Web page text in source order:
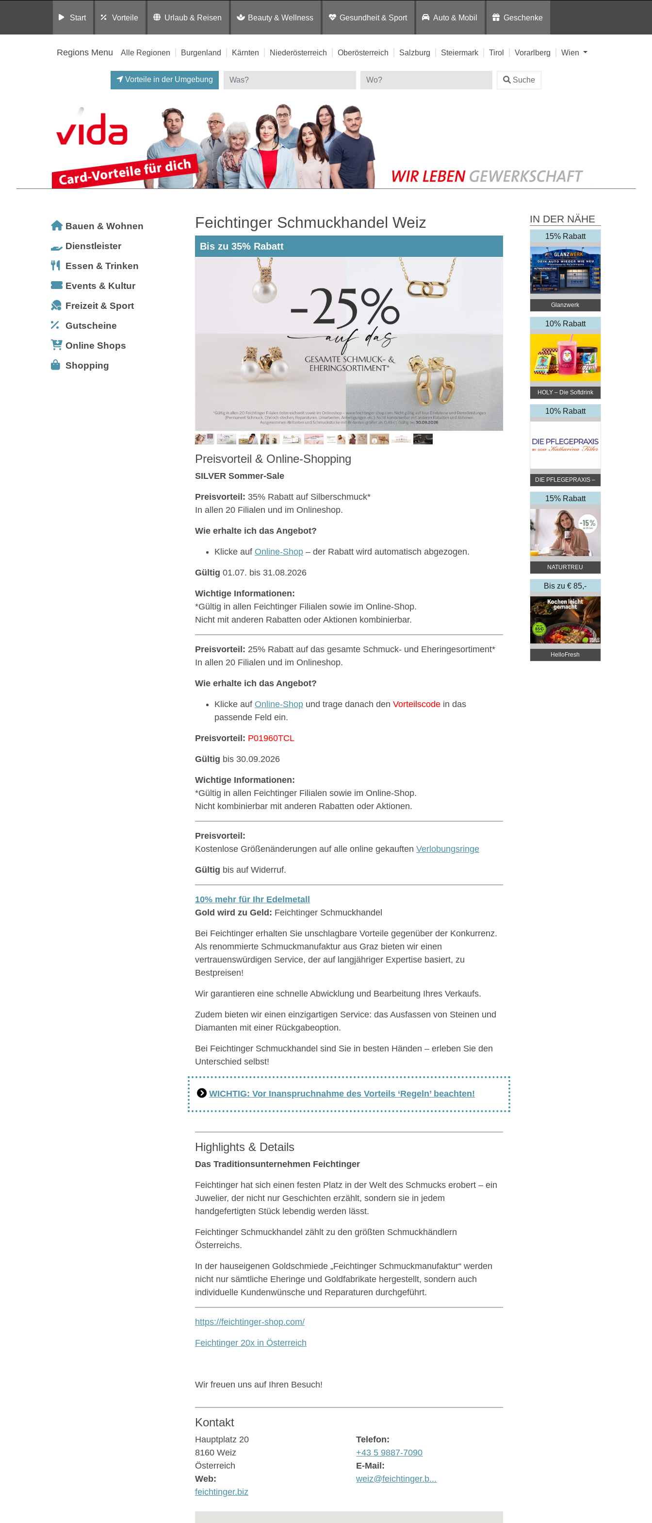
Start Vorteile Urlaub & Reisen Beauty & Wellness Gesundheit & Sport Auto & Mobil Geschenke
Regions Menu Alle Regionen Burgenland Kärnten Niederösterreich Oberösterreich Salzburg Steiermark Tirol Vorarlberg Wien
Vorteile in der Umgebung Suche
Bauen & Wohnen
Dienstleister
Essen & Trinken
Events & Kultur
Freizeit & Sport
Gutscheine
Online Shops
Shopping
Feichtinger Schmuckhandel Weiz
Bis zu 35% Rabatt
Preisvorteil & Online-Shopping
SILVER Sommer-Sale
Preisvorteil: 35% Rabatt auf Silberschmuck*
In allen 20 Filialen und im Onlineshop.
Wie erhalte ich das Angebot?
Klicke auf Online-Shop – der Rabatt wird automatisch abgezogen.
Gültig 01.07. bis 31.08.2026
Wichtige Informationen:
*Gültig in allen Feichtinger Filialen sowie im Online-Shop.
Nicht mit anderen Rabatten oder Aktionen kombinierbar.
Preisvorteil: 25% Rabatt auf das gesamte Schmuck- und Eheringesortiment*
In allen 20 Filialen und im Onlineshop.
Wie erhalte ich das Angebot?
Klicke auf Online-Shop und trage danach den Vorteilscode in das
passende Feld ein.
Preisvorteil: P01960TCL
Gültig bis 30.09.2026
Wichtige Informationen:
*Gültig in allen Feichtinger Filialen sowie im Online-Shop.
Nicht kombinierbar mit anderen Rabatten oder Aktionen.
Preisvorteil:
Kostenlose Größenänderungen auf alle online gekauften Verlobungsringe
Gültig bis auf Widerruf.
10% mehr für Ihr Edelmetall
Gold wird zu Geld: Feichtinger Schmuckhandel
Bei Feichtinger erhalten Sie unschlagbare Vorteile gegenüber der Konkurrenz.
Als renommierte Schmuckmanufaktur aus Graz bieten wir einen
vertrauenswürdigen Service, der auf langjähriger Expertise basiert, zu
Bestpreisen!
Wir garantieren eine schnelle Abwicklung und Bearbeitung Ihres Verkaufs.
Zudem bieten wir einen einzigartigen Service: das Ausfassen von Steinen und
Diamanten mit einer Rückgabeoption.
Bei Feichtinger Schmuckhandel sind Sie in besten Händen – erleben Sie den
Unterschied selbst!
WICHTIG: Vor Inanspruchnahme des Vorteils ‘Regeln’ beachten!
Highlights & Details
Das Traditionsunternehmen Feichtinger
Feichtinger hat sich einen festen Platz in der Welt des Schmucks erobert – ein
Juwelier, der nicht nur Geschichten erzählt, sondern sie in jedem
handgefertigten Stück lebendig werden lässt.
Feichtinger Schmuckhandel zählt zu den größten Schmuckhändlern
Österreichs.
In der hauseigenen Goldschmiede „Feichtinger Schmuckmanufaktur“ werden
nicht nur sämtliche Eheringe und Goldfabrikate hergestellt, sondern auch
individuelle Kundenwünsche und Reparaturen durchgeführt.
https://feichtinger-shop.com/
Feichtinger 20x in Österreich
Wir freuen uns auf Ihren Besuch!
Kontakt
Hauptplatz 20
8160 Weiz
Österreich
Web:
feichtinger.biz
Telefon:
+43 5 9887-7090
E-Mail:
weiz@feichtinger.b...
IN DER NÄHE
15% Rabatt
Glanzwerk
Autoreinigung
10% Rabatt
HOLY – Die Softdrink
Revolution
10% Rabatt
DIE PFLEGEPRAXIS –
by DGKP Katharina
Fister
15% Rabatt
NATURTREU
Bis zu € 85,-
Rabatt
HelloFresh